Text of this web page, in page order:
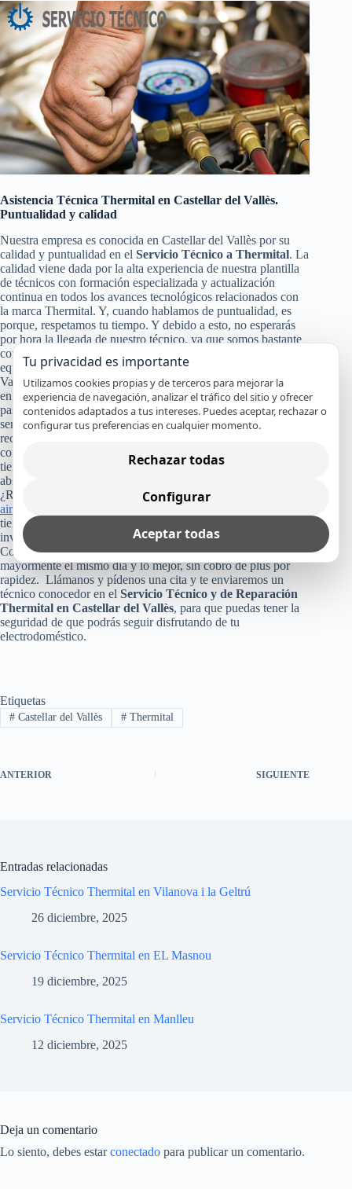
Asistencia Técnica Thermital en Castellar del Vallès.
Puntualidad y calidad
Nuestra empresa es conocida en Castellar del Vallès por su
calidad y puntualidad en el Servicio Técnico a Thermital. La
calidad viene dada por la alta experiencia de nuestra plantilla
de técnicos con formación especializada y actualización
continua en todos los avances tecnológicos relacionados con
la marca Thermital. Y, cuando hablamos de puntualidad, es
porque, respetamos tu tiempo. Y debido a esto, no esperarás
por hora la llegada de nuestro técnico, ya que somos bastante
conocidos por nuestra puntualidad, para poder darte a ti y a tu
equipo Thermital un servicio de calidad en Castellar del
Vallès. Pero no solo con eso nos conformamos nuestra calidad
en elServicio Técnico y de Reparación Thermital, también
pasa por la certificación de nuestros especialistas, nuestro
servicio en el mismo día en la mayoría de los casos y el uso de
recambios originales Thermital que garanticen que tu aparato
continuará funcionando con alto rendimiento y por mucho
tiempo. Y a todo esto, le damos un broche de oro con nuestra
absoluta y segura garantía por nuestro trabajo.
¿Recuerdas cuánto costó tu refrigerador, lavadora, lavavajillas,
aire acondicionado
o cualquier otro equipo Thermital que
tienes en tu casa, empresa u oficina? Pues, no arriesgues esa
inversión, poniendo tu aparato en manos inexperta.
Consúltanos, ya que como te dijimos arriba, te reparamos
mayormente el mismo día y lo mejor, sin cobro de plus por
rapidez. Llámanos y pídenos una cita y te enviaremos un
técnico conocedor en el Servicio Técnico y de Reparación
Thermital en Castellar del Vallès, para que puedas tener la
seguridad de que podrás seguir disfrutando de tu
electrodoméstico.
Etiquetas
#Castellar del Vallès #Thermital
ANTERIOR SIGUIENTE
Entradas relacionadas
Servicio Técnico Thermital en Vilanova i la Geltrú
26 diciembre, 2025
Servicio Técnico Thermital en EL Masnou
19 diciembre, 2025
Servicio Técnico Thermital en Manlleu
12 diciembre, 2025
Deja un comentario
Lo siento, debes estarconectado para publicar un comentario.
Tu privacidad es importante
Utilizamos cookies propias y de terceros para mejorar la
experiencia de navegación, analizar el tráfico del sitio y ofrecer
contenidos adaptados a tus intereses. Puedes aceptar, rechazar o
configurar tus preferencias en cualquier momento.
Rechazar todas
Configurar
Aceptar todas